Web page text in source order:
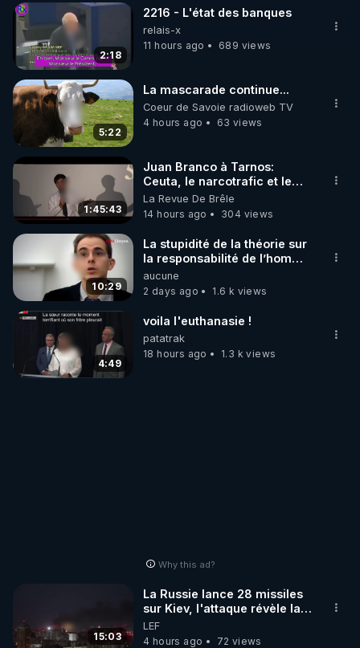
▶ 30 jours gratuit sur l’application de méditation et
de bien-être ENVOL :
Rendez-vous sur https://www.envol.app/code
le code : REGENERE
2:18
2216 - L'état des banques
relais-x
11 hours ago
689 views
5:22
La mascarade continue...
Coeur de Savoie radioweb TV
4 hours ago
63 views
1:45:43
Juan Branco à Tarnos:
Ceuta, le narcotrafic et le
pouvoir en France
La Revue De Brêle
14 hours ago
304 views
10:29
La stupidité de la théorie sur
la responsabilité de l’homme
concernant le dioxyde de
carbone.
aucune
2 days ago
1.6 k views
4:49
voila l'euthanasie !
patatrak
18 hours ago
1.3 k views
Why this ad?
15:03
La Russie lance 28 missiles
sur Kiev, l'attaque révèle la
faiblesse de Kiev
LEF
4 hours ago
72 views